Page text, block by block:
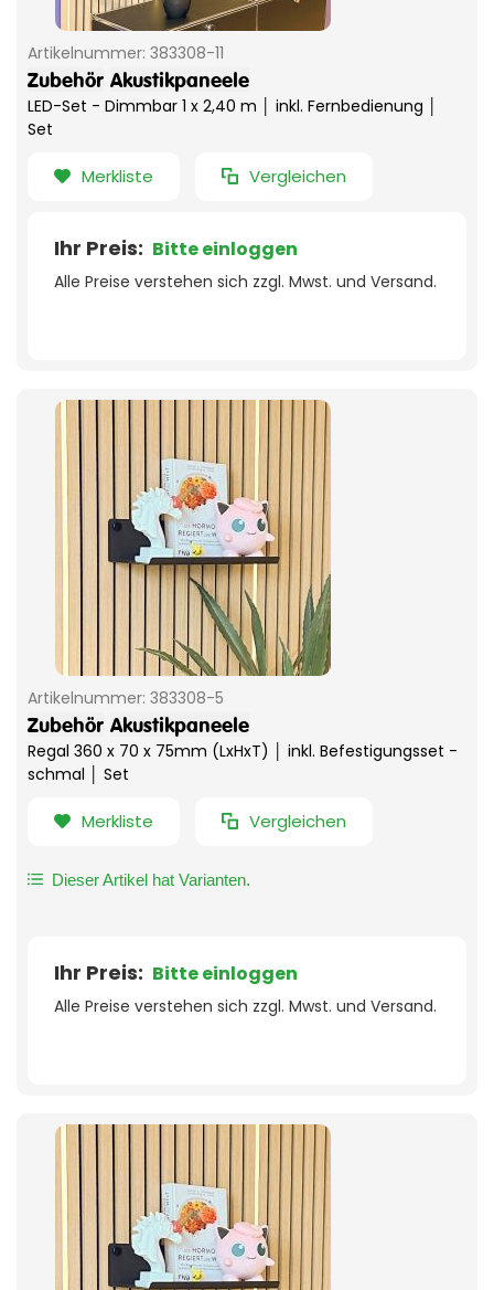
Artikelnummer: 383308-11
Zubehör Akustikpaneele
LED-Set - Dimmbar 1 x 2,40 m │ inkl. Fernbedienung │
Set
Merkliste Vergleichen
Ihr Preis: Bitte einloggen
Alle Preise verstehen sich zzgl. Mwst. und Versand.
Artikelnummer: 383308-5
Zubehör Akustikpaneele
Regal 360 x 70 x 75mm (LxHxT) │ inkl. Befestigungsset -
schmal │ Set
Merkliste Vergleichen
Dieser Artikel hat Varianten.
Ihr Preis: Bitte einloggen
Alle Preise verstehen sich zzgl. Mwst. und Versand.